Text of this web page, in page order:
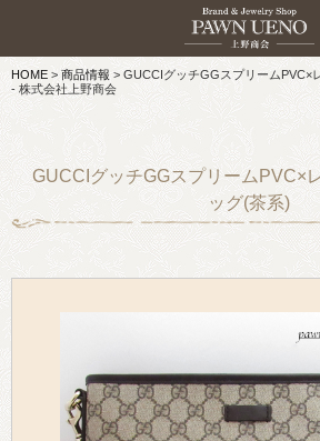
HOME > 商品情報> GUCCIグッチGGスプリームPVC×
- 株式会社上野商会
GUCCIグッチGGスプリームPVC×
ッグ(茶系)
> 初めての方
> 預けたい方
> 売りたい方
> 買いたい方
> 取り扱い品
> スタッフ
> お知らせ